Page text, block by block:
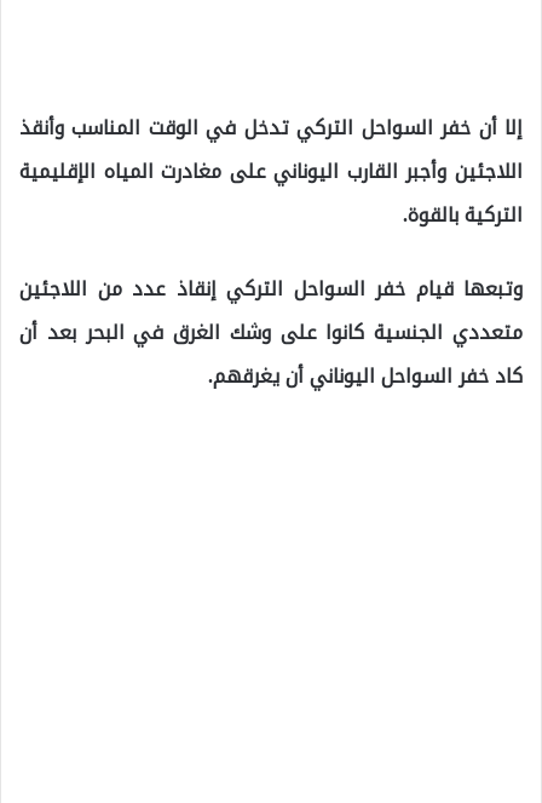
إلا أن خفر السواحل التركي تدخل في الوقت المناسب وأنقذ
اللاجئين وأجبر القارب اليوناني على مغادرت المياه الإقليمية
التركية بالقوة.
وتبعها قيام خفر السواحل التركي إنقاذ عدد من اللاجئين
متعددي الجنسية كانوا على وشك الغرق في البحر بعد أن
كاد خفر السواحل اليوناني أن يغرقهم.